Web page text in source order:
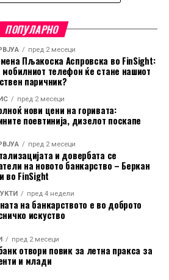
навреме да ги проверат сите
најповолниот начин за
средства во странство, со цел
дополнителни трошоци.
ПОПУЛАРНО
пред 2 месеци
Пљакоска Аспровска во FinSight:
телефон ќе стане нашиот
паричник?
пред 2 месеци
нови цени на горивата:
поевтинија, дизелот поскапе
пред 2 месеци
и довербата се
на новото банкарство – Беркан
во FinSight
пред 4 недели
на банкарството е во доброто
искуство
пред 2 месеци
отвори повик за летна пракса за
и млади